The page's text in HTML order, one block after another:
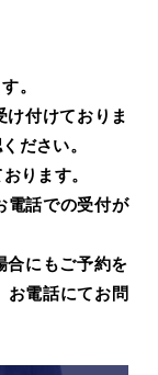
。
付けておりま
ださい。
ります。
電話での受付が
合にもご予約を
お電話にてお問